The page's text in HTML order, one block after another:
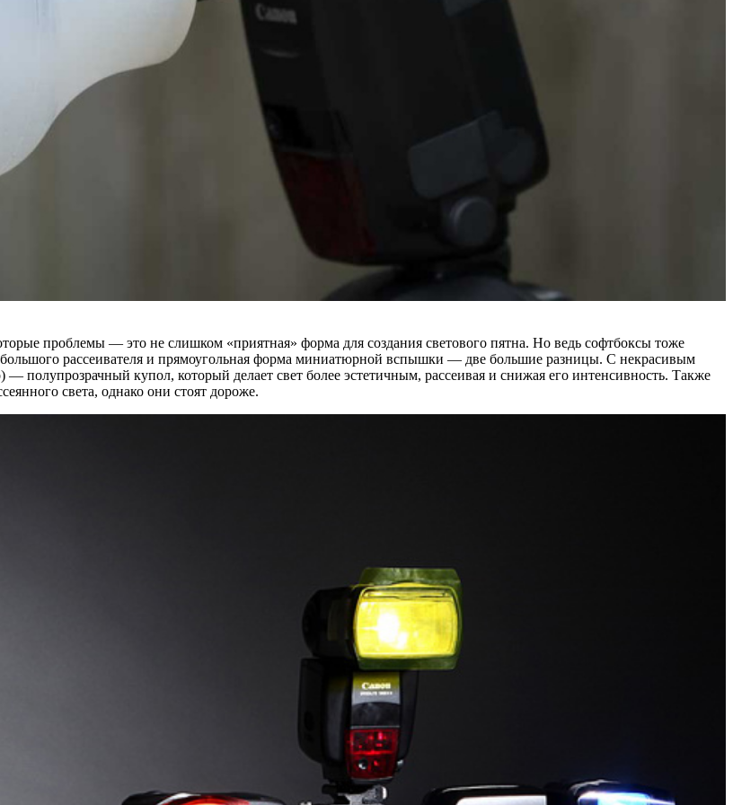
проблемы — это не слишком «приятная» форма для создания светового пятна. Но ведь софтбоксы тоже
рассеивателя и прямоугольная форма миниатюрной вспышки — две большие разницы. С некрасивым
полупрозрачный купол, который делает свет более эстетичным, рассеивая и снижая его интенсивность. Также
света, однако они стоят дороже.